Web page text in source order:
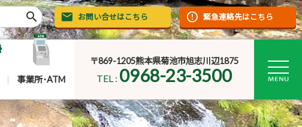
search お問い合せはこちら 緊急連絡先はこちら
事業所･ATM
〒869-1205熊本県菊池市旭志川辺1875
TEL : 0968-23-3500